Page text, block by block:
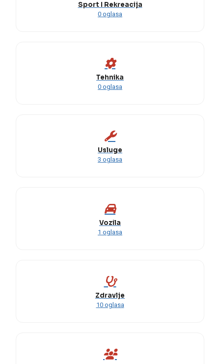
Sport I Rekreacija
0 oglasa
Tehnika
0 oglasa
Usluge
3 oglasa
Vozila
1 oglasa
Zdravlje
10 oglasa